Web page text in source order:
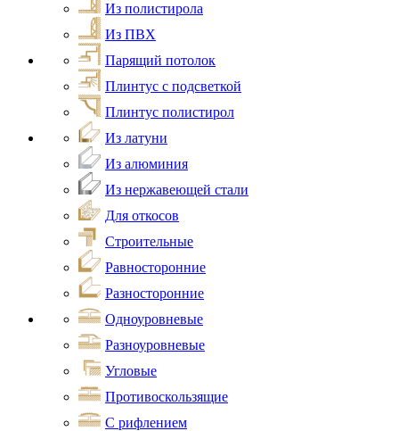
Из полистирола
Из ПВХ
Парящий потолок
Плинтус с подсветкой
Плинтус полистирол
Из латуни
Из алюминия
Из нержавеющей стали
Для откосов
Строительные
Равносторонние
Разносторонние
Одноуровневые
Разноуровневые
Угловые
Противоскользящие
С рифлением